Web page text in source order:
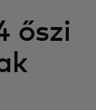
őszi